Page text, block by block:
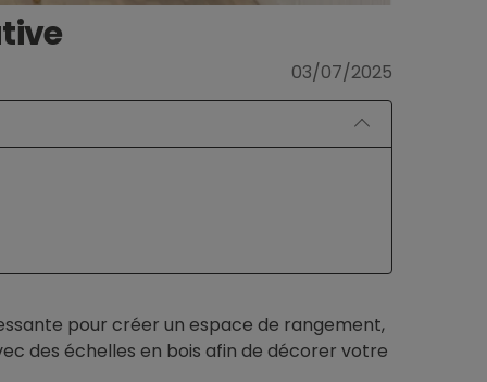
03/07/2025
pour créer un espace de rangement,
des échelles en bois afin de décorer votre